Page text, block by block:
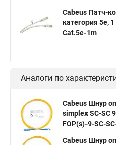
Cabeus Патч-
категория 5e,
Cat.5e-1m
Аналоги по
Cabeus Шнур
simplex SC-SC
FOP(s)-9-SC-
Cabeus Шнур